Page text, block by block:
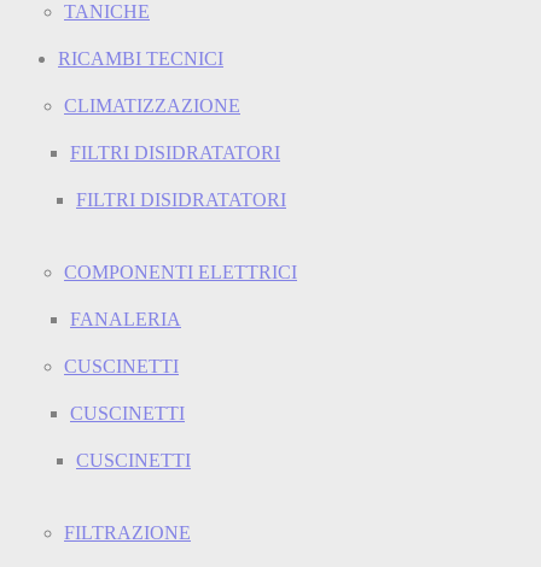
TANICHE
RICAMBI TECNICI
CLIMATIZZAZIONE
FILTRI DISIDRATATORI
FILTRI DISIDRATATORI
COMPONENTI ELETTRICI
FANALERIA
CUSCINETTI
CUSCINETTI
CUSCINETTI
FILTRAZIONE